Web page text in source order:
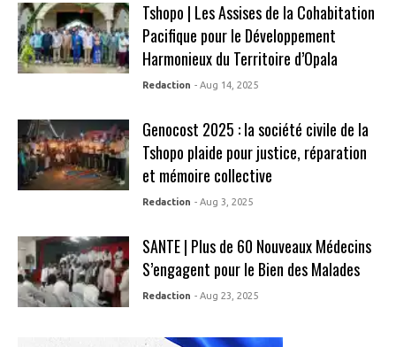
Tshopo | Les Assises de la Cohabitation
Pacifique pour le Développement
Harmonieux du Territoire d’Opala
Redaction - Aug 14, 2025
Genocost 2025 : la société civile de la
Tshopo plaide pour justice, réparation
et mémoire collective
Redaction - Aug 3, 2025
SANTE | Plus de 60 Nouveaux Médecins
S’engagent pour le Bien des Malades
Redaction - Aug 23, 2025